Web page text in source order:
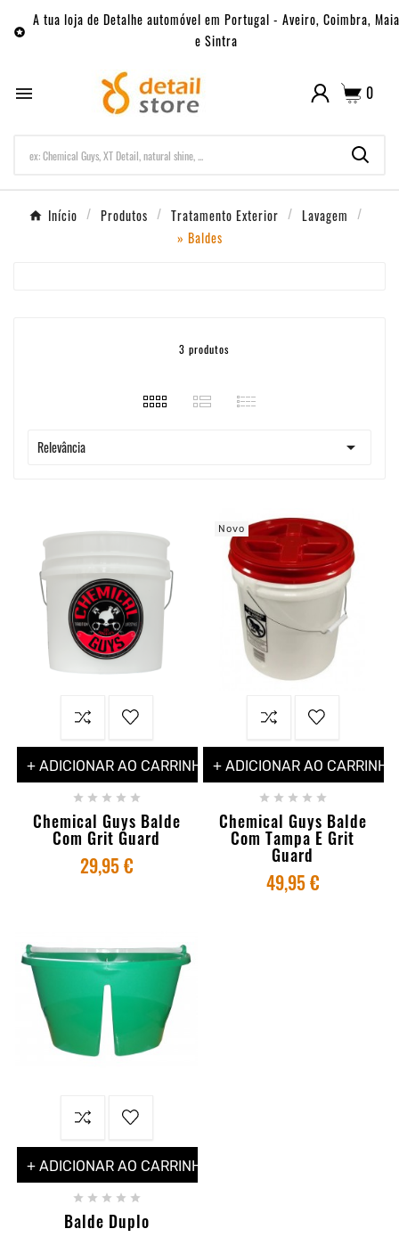

A tua loja de Detalhe automóvel em Portugal - Aveiro, Coimbra, Maia
e Sintra
 0
Início Produtos Tratamento Exterior
Lavagem
» Baldes
3 produtos
Relevância 
+ ADICIONAR AO CARRINHO
    
Chemical Guys Balde
Com Grit Guard
29,95 €
Novo
+ ADICIONAR AO CARRINHO
    
Chemical Guys Balde
Com Tampa E Grit
Guard
49,95 €
+ ADICIONAR AO CARRINHO
    
Balde Duplo